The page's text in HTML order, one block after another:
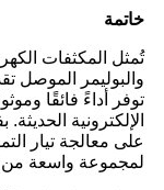
خاتمة
تُمثل المكثفات
والبوليمر الموصل
توفر أداءً فائقًا
على معالجة تيار
لمجموعة واسعة من